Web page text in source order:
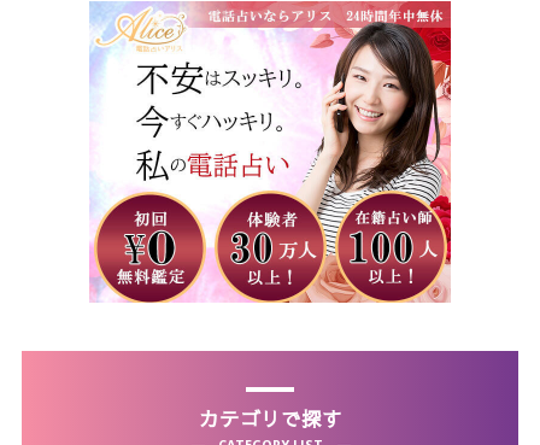
カテゴリで探す